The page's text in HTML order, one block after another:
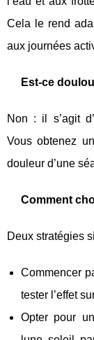
Cela le rend
aux journées
Est-ce
Non : il s’agit
Vous obtenez
douleur d’une
Comment
Deux stratégies
Commencer
tester l’effet
Opter pour un